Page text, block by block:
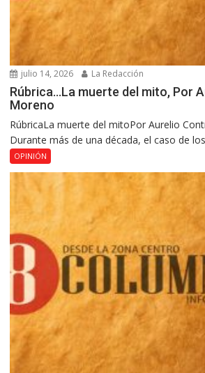
julio 14, 2026 La Redacción
Rúbrica…La muerte del mito, Por
Moreno
RúbricaLa muerte del mitoPor Aurelio
Durante más de una década, el caso de
OPINIÓN